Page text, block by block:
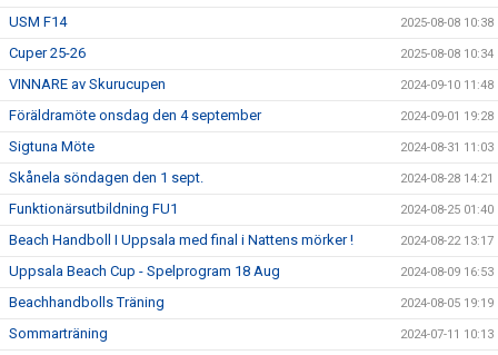
USM F14 2025-08-08 10:38
Cuper 25-26 2025-08-08 10:34
VINNARE av Skurucupen 2024-09-10 11:48
Föräldramöte onsdag den 4 september 2024-09-01 19:28
Sigtuna Möte 2024-08-31 11:03
Skånela söndagen den 1 sept. 2024-08-28 14:21
Funktionärsutbildning FU1 2024-08-25 01:40
Beach Handboll I Uppsala med final i Nattens mörker ! 2024-08-22 13:17
Uppsala Beach Cup - Spelprogram 18 Aug 2024-08-09 16:53
Beachhandbolls Träning 2024-08-05 19:19
Sommarträning 2024-07-11 10:13